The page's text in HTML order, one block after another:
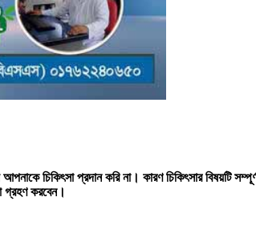
চিকিৎসা প্রদান করি না। কারণ চিকিৎসার বিষয়টি
গ্রহণ করবেন।